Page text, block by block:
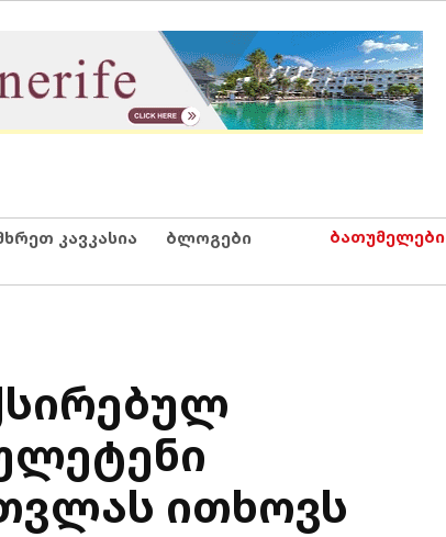
კავკასია ბლოგები ბათუმელები
ითხოვს